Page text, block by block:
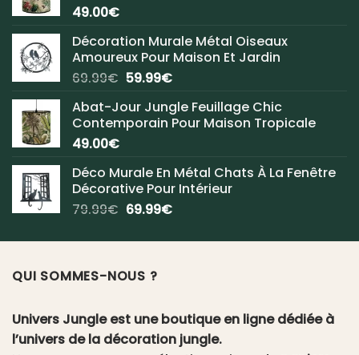
49.00€
Décoration Murale Métal Oiseaux
Amoureux Pour Maison Et Jardin
69.99€ Le
initial
était :
59.99€Le
actuel
est :
Abat-Jour Jungle Feuillage Chic
Contemporain Pour Maison Tropicale
49.00€
Déco Murale En Métal Chats À La Fenêtre
Décorative Pour Intérieur
79.99€ Le
initial
79.99€.
69.99€Le
actuel
QUI SOMMES-NOUS ?
Univers Jungle est une boutique en ligne dédiée à
l’univers de la décoration jungle.